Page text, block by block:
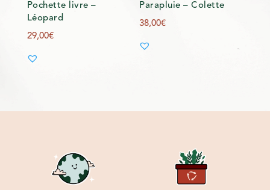
Pochette livre –
Léopard
29,00€
Parapluie – Colette
38,00€